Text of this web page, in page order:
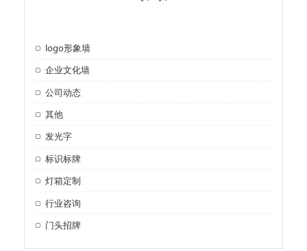
logo形象墙
企业文化墙
公司动态
其他
发光字
标识标牌
灯箱定制
行业咨询
门头招牌